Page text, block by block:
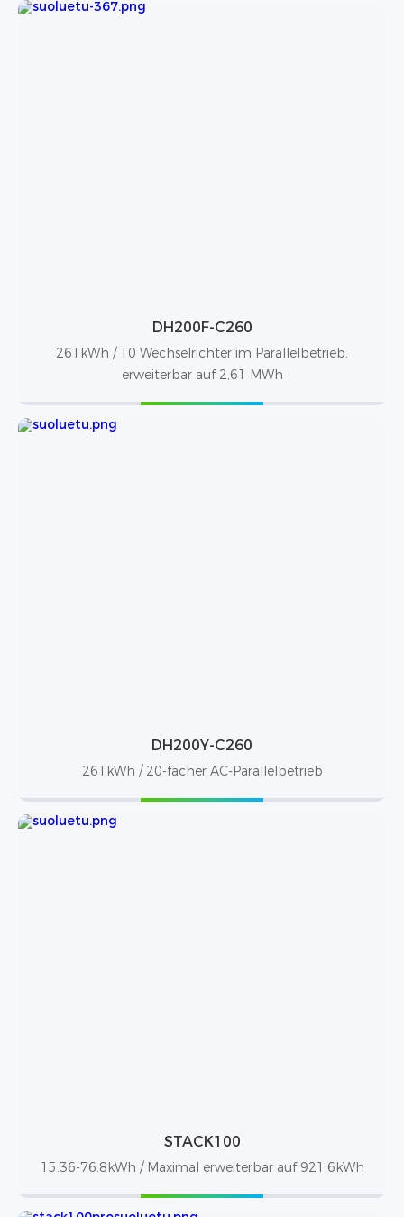
DH200F-C260
261kWh / 10 Wechselrichter im Parallelbetrieb,
erweiterbar auf 2,61 MWh
DH200Y-C260
261kWh / 20-facher AC-Parallelbetrieb
STACK100
15.36-76.8kWh / Maximal erweiterbar auf 921,6kWh